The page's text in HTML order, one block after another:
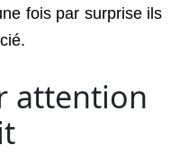
fois par surprise ils
attention